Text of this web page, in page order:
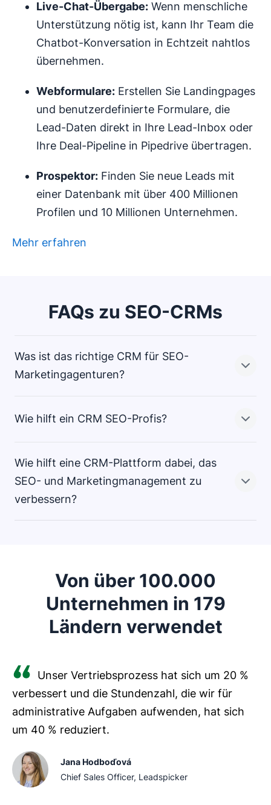
Live-Chat-Übergabe: Wenn menschliche
Unterstützung nötig ist, kann Ihr Team die
Chatbot-Konversation in Echtzeit nahtlos
übernehmen.
Webformulare: Erstellen Sie Landingpages
und benutzerdefinierte Formulare, die
Lead-Daten direkt in Ihre Lead-Inbox oder
Ihre Deal-Pipeline in Pipedrive übertragen.
Prospektor: Finden Sie neue Leads mit
einer Datenbank mit über 400 Millionen
Profilen und 10 Millionen Unternehmen.
Mehr erfahren
FAQs zu SEO-CRMs
Was ist das richtige CRM für SEO-
Marketingagenturen?
Ihren individuellen Workflow anpasst.
Es sollte sich mit Ihren Search-Engine-Optimization-
und Reporting-Tools integrieren, mit Ihrer Agentur
wachsen und alle Kunden-, Lead- und
Wie hilft ein CRM SEO-Profis?
Ein CRM hilft SEO-Expert:innen, organisiert zu bleiben,
indem es alle Kundenkontakte, Informationen zu
Deliverables an einem Ort speichert.
Marketingstrategien statt auf die Administration
konzentrieren.
Das Ergebnis sind weniger verpasste Deadlines und
Wie hilft eine CRM-Plattform dabei, das
SEO- und Marketingmanagement zu
verbessern?
Kundeninteraktionen und
bietet Ihnen einen vollständigen Überblick über Ihre
SEO-Aktivitäten und Ergebnisse.
Sie können Kund:innen segmentieren,
Von über 100.000
Unternehmen in 179
Ländern verwendet
Unser Vertriebsprozess hat sich um 20 %
verbessert und die Stundenzahl, die wir für
administrative Aufgaben aufwenden, hat sich
um 40 % reduziert.
Jana Hodboďová
Chief Sales Officer, Leadspicker